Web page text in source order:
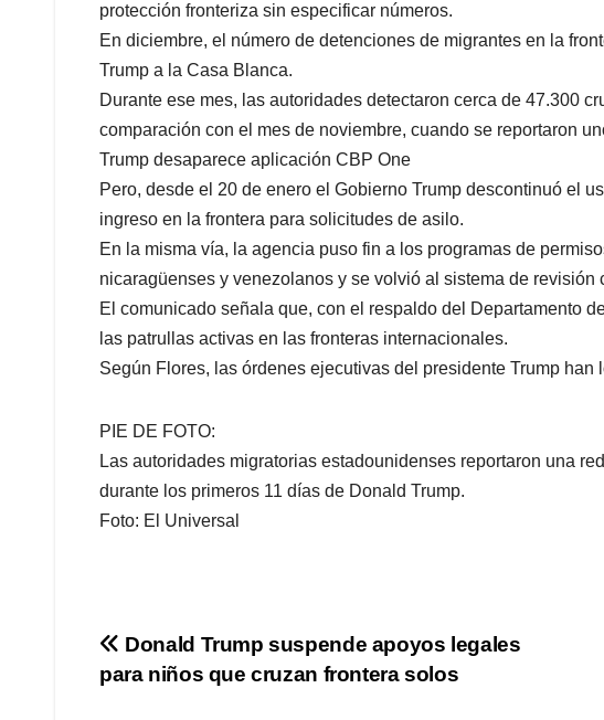
protección fronteriza sin especificar números.
En diciembre, el número de detenciones de migrantes en la
Trump a la Casa Blanca.
Durante ese mes, las autoridades detectaron cerca de 47.300
comparación con el mes de noviembre, cuando se reportaron
Trump desaparece aplicación CBP One
Pero, desde el 20 de enero el Gobierno Trump descontinuó el
ingreso en la frontera para solicitudes de asilo.
En la misma vía, la agencia puso fin a los programas de
nicaragüenses y venezolanos y se volvió al sistema de revisión
El comunicado señala que, con el respaldo del Departamento
las patrullas activas en las fronteras internacionales.
Según Flores, las órdenes ejecutivas del presidente Trump
PIE DE FOTO:
Las autoridades migratorias estadounidenses reportaron una
durante los primeros 11 días de Donald Trump.
Foto: El Universal
Navegación
de
Donald Trump suspende apoyos legales
para niños que cruzan frontera solos